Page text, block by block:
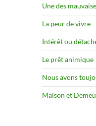
Une des
La peur de vivre
Intérêt ou
Le prêt animique
Nous avons
Maison et